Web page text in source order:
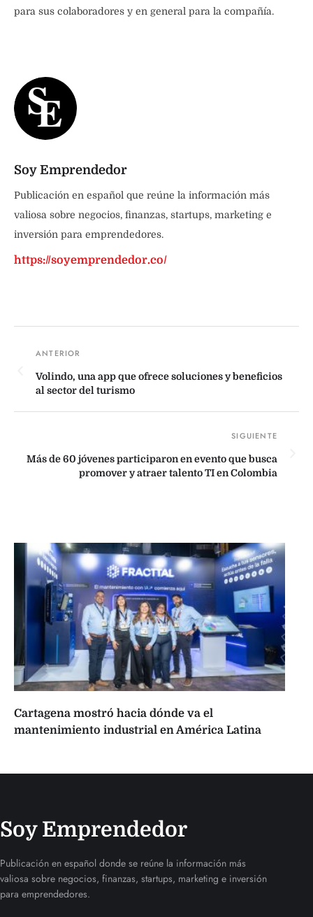
para sus colaboradores y en general para la compañía.
Soy Emprendedor
Publicación en español que reúne la información más
valiosa sobre negocios, finanzas, startups, marketing e
inversión para emprendedores.
https://soyemprendedor.co/
Volindo, una app que ofrece soluciones y beneficios
al sector del turismo
Más de 60 jóvenes participaron en evento que busca
promover y atraer talento TI en Colombia
Cartagena mostró hacia dónde va el
mantenimiento industrial en América Latina
Soy Emprendedor
Publicación en español donde se reúne la información más
valiosa sobre negocios, finanzas, startups, marketing e inversión
para emprendedores.